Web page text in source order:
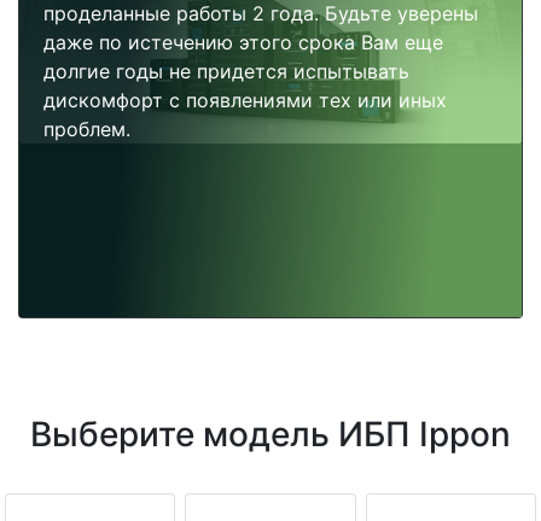
проделанные работы 2 года. Будьте уверены
даже по истечению этого срока Вам еще
долгие годы не придется испытывать
дискомфорт с появлениями тех или иных
проблем.
Выберите модель ИБП Ippon